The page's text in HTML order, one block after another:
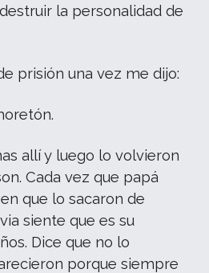
la personalidad de
prisión una vez me dijo:
allí y luego lo volvieron
Cada vez que papá
que lo sacaron de
siente que es su
Dice que no lo
porque siempre